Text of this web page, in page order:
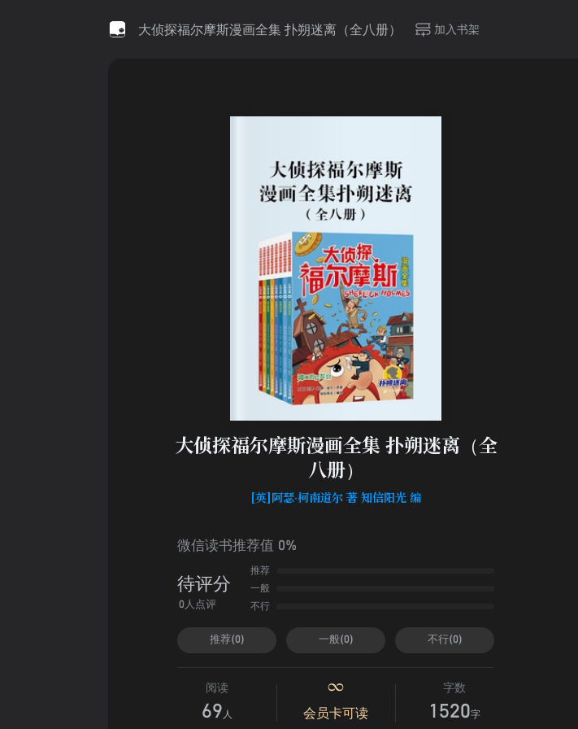
大侦探福尔摩斯漫画全集 扑朔迷离（全八册） 加入书架
大侦探福尔摩斯漫画全集 扑朔迷离（全
八册）
[英]阿瑟·柯南道尔 著 知信阳光 编
微信读书推荐值 0%
待评分
0人点评
推荐
一般
不行
推荐(0) 一般(0) 不行(0)
阅读
69 人 会员卡可读
字数
1520字